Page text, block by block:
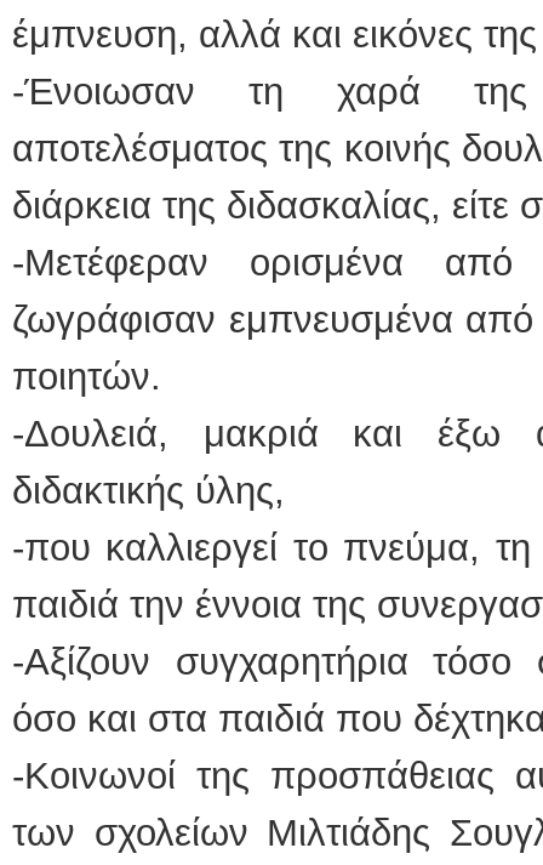
έμπνευση, αλλά και εικόνες
-Ένοιωσαν τη χαρά της
αποτελέσματος της κοινής
διάρκεια της διδασκαλίας,
-Μετέφεραν ορισμένα
ζωγράφισαν εμπνευσμένα
ποιητών.
-Δουλειά, μακριά και έξω
διδακτικής ύλης,
-που καλλιεργεί το πνεύμα,
παιδιά την έννοια της
-Αξίζουν συγχαρητήρια τόσο
όσο και στα παιδιά που
-Κοινωνοί της προσπάθειας
των σχολείων Μιλτιάδης